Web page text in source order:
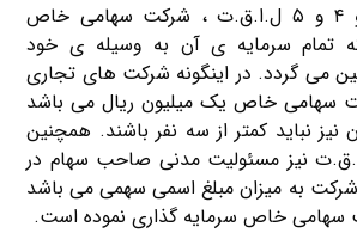
بر اساس مواد ۳ و ۴ و ۵ ل.ا.ق.ت ، شرکت سهامی خاص
تمام سرمایه ی آن به وسیله ی خود
می گردد. در اینگونه شرکت های تجاری
سهامی خاص یک میلیون ریال می باشد
نباید کمتر از سه نفر باشند. همچنین
با ماده ۱ ل.ا.ق.ت نیز مسئولیت مدنی صاحب سهام در
به میزان مبلغ اسمی سهمی می باشد
سهامی خاص سرمایه گذاری نموده است.